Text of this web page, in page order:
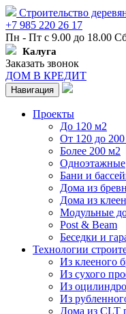
Строительство
+7 985 220 26 17
Пн - Пт с 9.00 до 18.00
Калуга
Заказать звонок
ДОМ В КРЕДИТ
Навигация
Проекты
До 120 м2
От 120 до
Более 200 м2
Одноэтажные
Бани и
Дома из
Дома из
Модульные
Post & Beam
Беседки и
Технологии
Из клееного
Из сухого
Из
Из
Дома из CLT